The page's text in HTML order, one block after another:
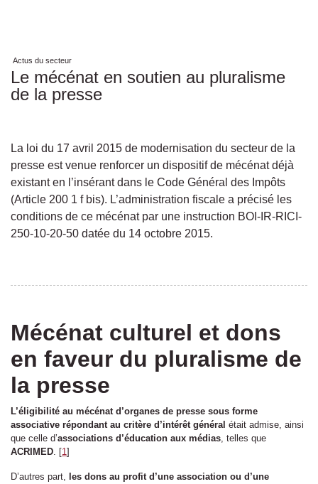
Actus du secteur
Le mécénat en soutien au pluralisme
de la presse
La loi du 17 avril 2015 de modernisation du secteur de la
presse est venue renforcer un dispositif de mécénat déjà
existant en l’insérant dans le Code Général des Impôts
(Article 200 1 f bis). L’administration fiscale a précisé les
conditions de ce mécénat par une instruction BOI-IR-RICI-
250-10-20-50 datée du 14 octobre 2015.
Mécénat culturel et dons
en faveur du pluralisme de
la presse
L’éligibilité au mécénat d’organes de presse sous forme
associative répondant au critère d’intérêt général était admise, ainsi
que celle d’associations d’éducation aux médias, telles que
ACRIMED. [1]
D’autres part, les dons au profit d’une association ou d’une